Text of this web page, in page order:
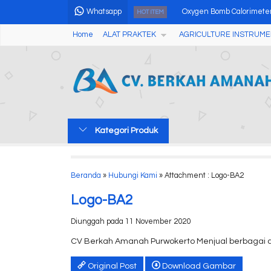
Whatsapp HOT ITEM Oxygen Bomb
Alat Penguji Ketebalan
Fruit Brix Nondestructive
Laser Induced
Home ALAT PRAKTEK AGRICULTURE
Kategori Produk
Beranda » Hubungi Kami » Attachment : Logo-BA2
Logo-BA2
Diunggah pada 11 November 2020
CV Berkah Amanah Purwokerto Menjual
Original Post Download Gambar